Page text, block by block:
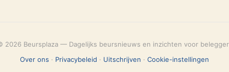
2026 Beursplaza — Dagelijks beursnieuws en inzichten voor
Over ons · Privacybeleid · Uitschrijven · Cookie-instellingen